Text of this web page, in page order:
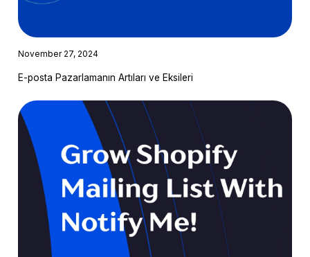
November 27, 2024
E-posta Pazarlamanın Artıları ve Eksileri